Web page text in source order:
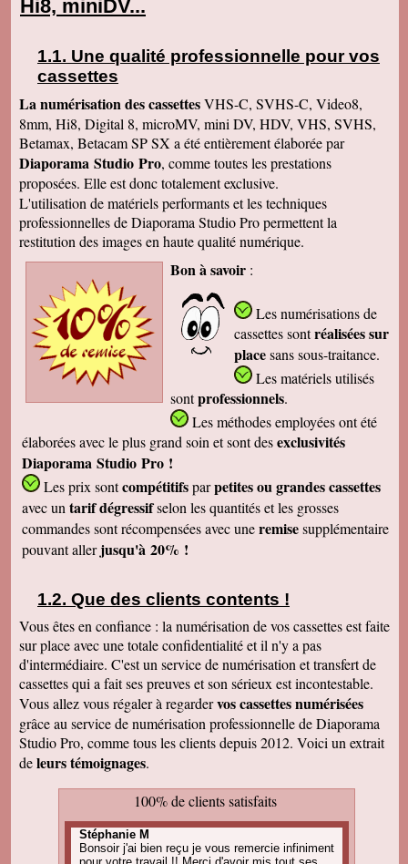
Hi8, miniDV...
Une qualité professionnelle pour vos
cassettes
La numérisation des cassettesVHS-C, SVHS-C, Video8,
8mm, Hi8, Digital 8, microMV, mini DV, HDV, VHS, SVHS,
Betamax, Betacam SP SX a été entièrement élaborée par
Diaporama Studio Pro, comme toutes les prestations
proposées. Elle est donc totalement exclusive.
L'utilisation de matériels performants et les techniques
professionnelles de Diaporama Studio Pro permettent la
restitution des images en haute qualité numérique.
Bon à savoir :
Les numérisations de
cassettessontréalisées sur
placesans sous-traitance.
Les matériels utilisés
sontprofessionnels.
Les méthodes employéesont été
élaborées avec le plus grand soin et sont desexclusivités
Diaporama Studio Pro !
Les prix sontcompétitifsparpetitesou grandes cassettes
avec un tarif dégressifselon les quantités et les grosses
commandes sont récompensées avec uneremisesupplémentaire
pouvant allerjusqu'à 20% !
Que des clients contents !
Vous êtes en confiance : la numérisation de vos cassettes est faite
sur place avec une totale confidentialité et il n'y a pas
d'intermédiaire. C'est un service de numérisation et transfert de
cassettes qui a fait ses preuves et son sérieux est incontestable.
Vous allez vous régaler à regardervos cassettes numérisées
grâce au service de numérisation professionnelle de Diaporama
Studio Pro, comme tous les clients depuis 2012. Voici un extrait
deleurs témoignages.
100% de clients satisfaits
Stéphanie M
Bonsoir j'ai bien reçu je vous remercie infiniment